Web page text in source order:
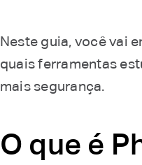
Neste guia, você vai
quais ferramentas
mais segurança.
O que é